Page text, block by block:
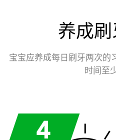
养成
宝宝应养成每日刷牙两次的
时间至